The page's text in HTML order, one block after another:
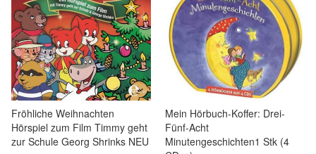
Fröhliche Weihnachten
Hörspiel zum Film Timmy geht
zur Schule Georg Shrinks NEU
Mein Hörbuch-Koffer: Drei-
Fünf-Acht
Minutengeschichten1 Stk (4